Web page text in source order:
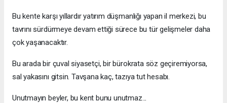
Bu kente karşı yıllardır yatırım düşmanlığı yapan il merkezi, bu
tavrını sürdürmeye devam ettiği sürece bu tür gelişmeler daha
çok yaşanacaktır.
Bu arada bir çuval siyasetçi, bir bürokrata söz geçiremiyorsa,
sal yakasını gitsin. Tavşana kaç, tazıya tut hesabı.
Unutmayın beyler, bu kent bunu unutmaz...